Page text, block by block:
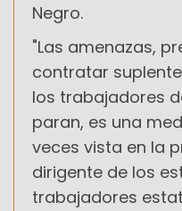
Negro.
"Las amenazas,
contratar
los trabajadores
paran, es una
veces vista en la
dirigente de los
trabajadores